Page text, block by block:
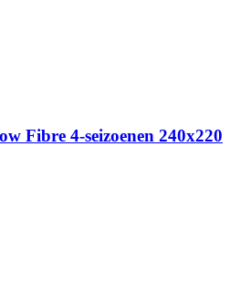
Fibre 4-seizoenen 240x220